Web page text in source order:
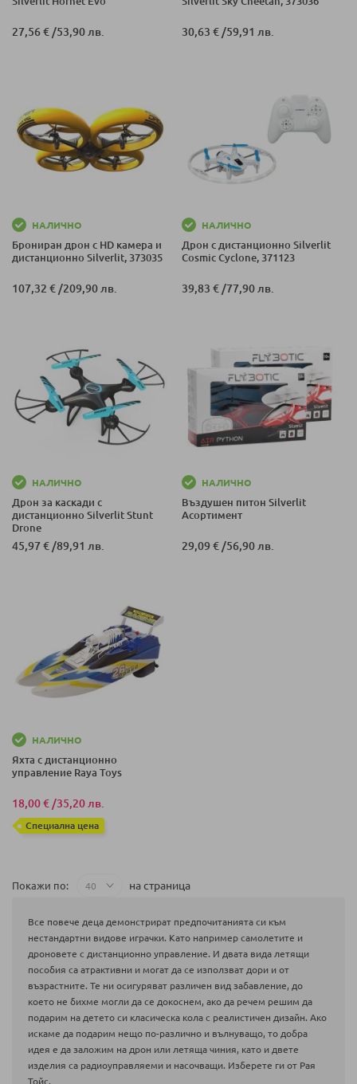
27,56 € /53,90 лв. 30,63 € /59,91 лв.
НАЛИЧНО
Брониран дрон с HD камера и
дистанционно Silverlit, 373035
107,32 €/209,90 лв.
НАЛИЧНО
Дрон с дистанционно Silverlit
Cosmic Cyclone, 371123
39,83 €/77,90 лв.
НАЛИЧНО
Дрон за каскади с
дистанционно Silverlit Stunt
Drone
45,97 €/89,91 лв.
НАЛИЧНО
Въздушен питон Silverlit
Асортимент
29,09 €/56,90 лв.
НАЛИЧНО
Яхта с дистанционно
управление Raya Toys
18,00 € /35,20 лв.
Специална цена
Покажи по на страница
Все повече деца демонстрират предпочитанията си към
нестандартни видове играчки. Като например самолетите и
дроновете с дистанционно управление. И двата вида летящи
пособия са атрактивни и могат да се използват дори и от
възрастните. Те ни осигуряват различен вид забавление, до
което не бихме могли да се докоснем, ако да речем решим да
подарим на детето си класическа кола с реалистичен дизайн. Ако
искаме да подарим нещо по-различно и вълнуващо, то добра
идея е да заложим на дрон или летяща чиния, като и двете
изделия са радиоуправляеми и насочващи. Изберете ги от Рая
Тойс.